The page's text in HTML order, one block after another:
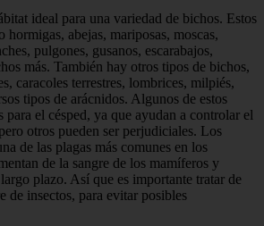
ideal para una variedad de bichos. Estos
hormigas, abejas, mariposas, moscas,
pulgones, gusanos, escarabajos,
más. También hay otros tipos de bichos,
caracoles terrestres, lombrices, milpiés,
tipos de arácnidos. Algunos de estos
para el césped, ya que ayudan a controlar el
otros pueden ser perjudiciales. Los
de las plagas más comunes en los
de la sangre de los mamíferos y
plazo. Así que es importante tratar de
de insectos, para evitar posibles